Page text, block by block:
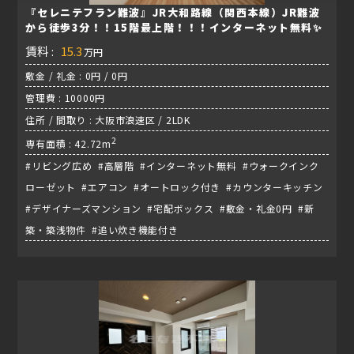
『セレニテフラン難波』JR大和路線（関西本線）JR難波
から徒歩3分！！15階最上階！！！インターネット無料✨
賃料 : 15.3 万円
敷金 / 礼金 : 0円 / 0円
管理費 : 10000円
住所 / 間取り : 大阪市浪速区 / 2LDK
専有面積 : 42.72m2
#リビング広め #高層階 #インターネット無料 #ウォークインク
ローゼット #エアコン #オートロック付き #カウンターキッチン
#デザイナーズマンション #宅配ボックス #敷金・礼金0円 #新
築・築浅物件 #追い炊き機能付き